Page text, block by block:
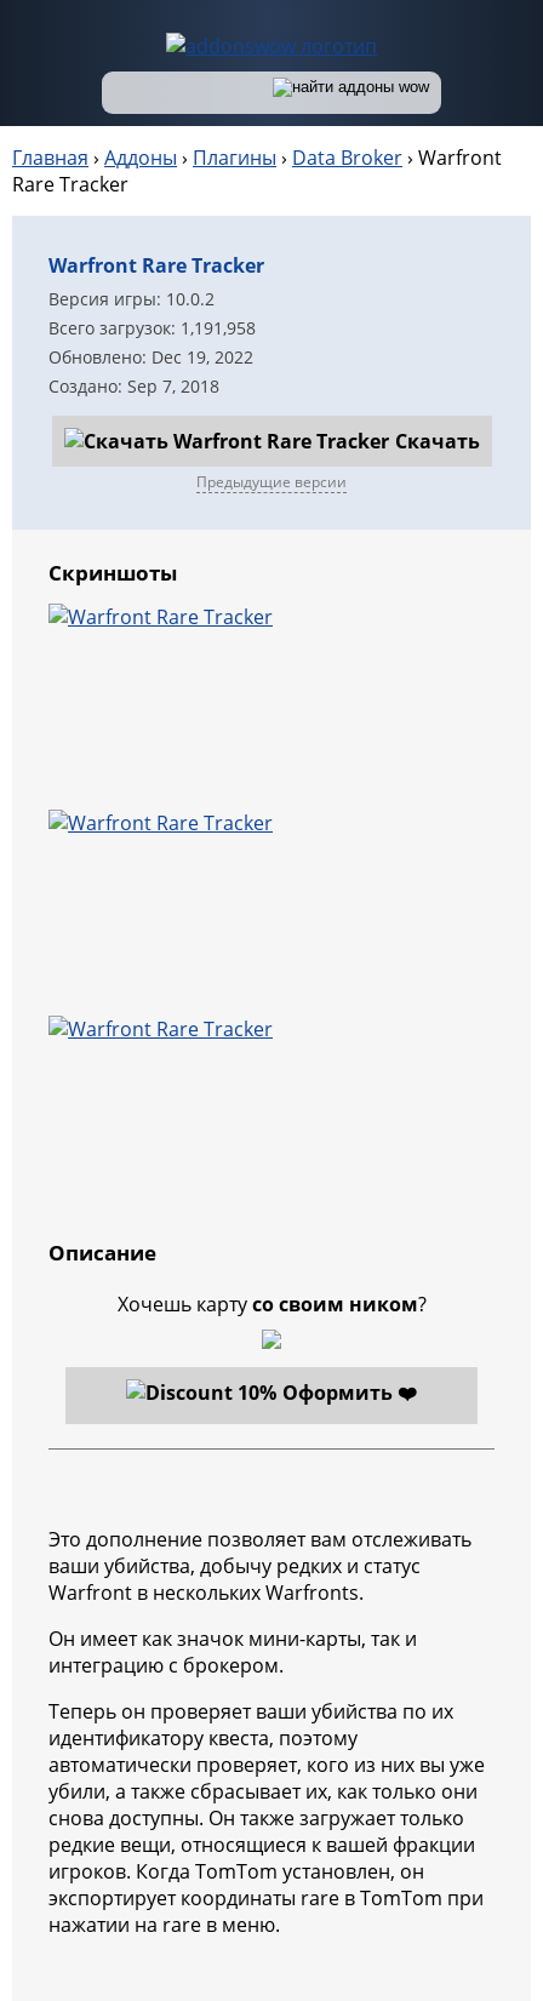
Главная › Аддоны › Плагины › Data Broker› Warfront
Rare Tracker
Warfront Rare Tracker
Версия игры: 10.0.2
Всего загрузок: 1,191,958
Обновлено: Dec 19, 2022
Создано: Sep 7, 2018
Скачать
Предыдущие версии
Скриншоты
Описание
Хочешь картусо своим ником?
Оформить ❤️
Это дополнение позволяет вам отслеживать
ваши убийства, добычу редких и статус
Warfront в нескольких Warfronts.
Он имеет как значок мини-карты, так и
интеграцию с брокером.
Теперь он проверяет ваши убийства по их
идентификатору квеста, поэтому
автоматически проверяет, кого из них вы уже
убили, а также сбрасывает их, как только они
снова доступны. Он также загружает только
редкие вещи, относящиеся к вашей фракции
игроков. Когда TomTom установлен, он
экспортирует координаты rare в TomTom при
нажатии на rare в меню.